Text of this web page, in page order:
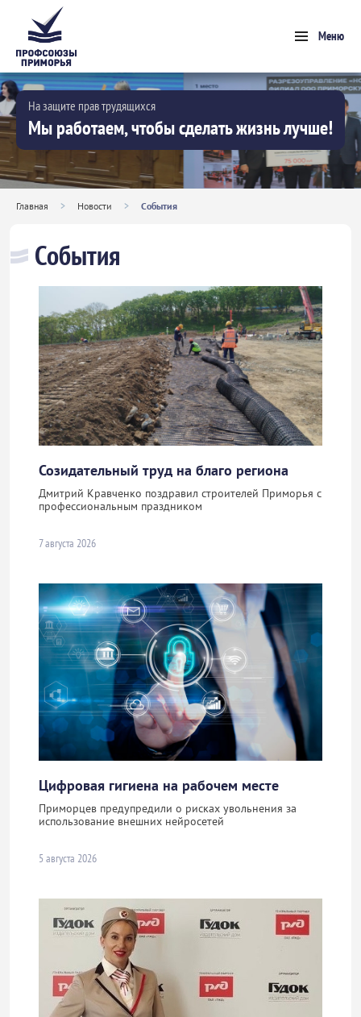
Меню
На защите прав трудящихся
Мы работаем, чтобы сделать жизнь лучше!
Главная > Новости > События
События
Созидательный труд на благо региона
Дмитрий Кравченко поздравил строителей Приморья с
профессиональным праздником
7 августа 2026
Цифровая гигиена на рабочем месте
Приморцев предупредили о рисках увольнения за
использование внешних нейросетей
5 августа 2026